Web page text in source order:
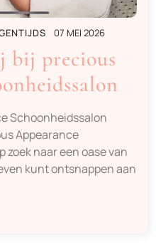
07 MEI 2026
bij precious
Schoonheidssalon
Appearance
zoek naar een oase van
kunt ontsnappen aan